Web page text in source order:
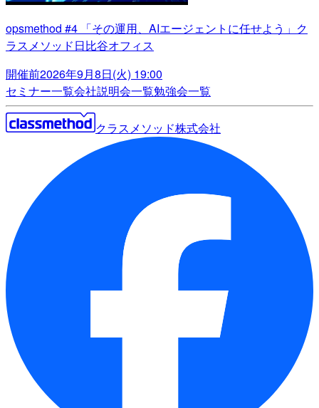
opsmethod #4 「その運用、AIエージェントに任せよう」ク
ラスメソッド日比谷オフィス
開催前2026年9月8日(火) 19:00
セミナー一覧会社説明会一覧勉強会一覧
クラスメソッド株式会社